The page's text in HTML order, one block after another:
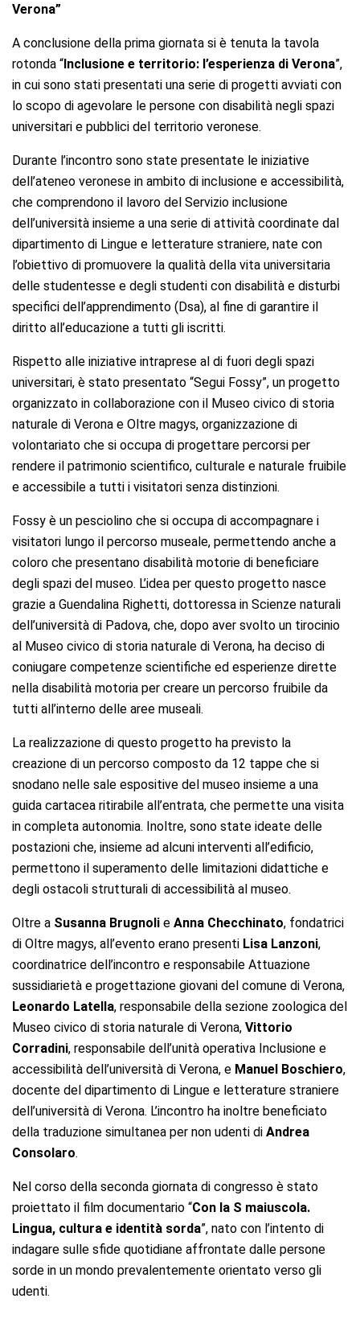
Verona”
A conclusione della prima giornata si è tenuta la tavola
rotonda “Inclusione e territorio: l’esperienza di Verona”,
in cui sono stati presentati una serie di progetti avviati con
lo scopo di agevolare le persone con disabilità negli spazi
universitari e pubblici del territorio veronese.
Durante l’incontro sono state presentate le iniziative
dell’ateneo veronese in ambito di inclusione e accessibilità,
che comprendono il lavoro del Servizio inclusione
dell’università insieme a una serie di attività coordinate dal
dipartimento di Lingue e letterature straniere, nate con
l’obiettivo di promuovere la qualità della vita universitaria
delle studentesse e degli studenti con disabilità e disturbi
specifici dell’apprendimento (Dsa), al fine di garantire il
diritto all’educazione a tutti gli iscritti.
Rispetto alle iniziative intraprese al di fuori degli spazi
universitari, è stato presentato “Segui Fossy”, un progetto
organizzato in collaborazione con il Museo civico di storia
naturale di Verona e Oltre magys, organizzazione di
volontariato che si occupa di progettare percorsi per
rendere il patrimonio scientifico, culturale e naturale fruibile
e accessibile a tutti i visitatori senza distinzioni.
Fossy è un pesciolino che si occupa di accompagnare i
visitatori lungo il percorso museale, permettendo anche a
coloro che presentano disabilità motorie di beneficiare
degli spazi del museo. L’idea per questo progetto nasce
grazie a Guendalina Righetti, dottoressa in Scienze naturali
dell’università di Padova, che, dopo aver svolto un tirocinio
al Museo civico di storia naturale di Verona, ha deciso di
coniugare competenze scientifiche ed esperienze dirette
nella disabilità motoria per creare un percorso fruibile da
tutti all’interno delle aree museali.
La realizzazione di questo progetto ha previsto la
creazione di un percorso composto da 12 tappe che si
snodano nelle sale espositive del museo insieme a una
guida cartacea ritirabile all’entrata, che permette una visita
in completa autonomia. Inoltre, sono state ideate delle
postazioni che, insieme ad alcuni interventi all’edificio,
permettono il superamento delle limitazioni didattiche e
degli ostacoli strutturali di accessibilità al museo.
Oltre a Susanna Brugnoli e Anna Checchinato, fondatrici
di Oltre magys, all’evento erano presenti Lisa Lanzoni,
coordinatrice dell’incontro e responsabile Attuazione
sussidiarietà e progettazione giovani del comune di Verona,
Leonardo Latella, responsabile della sezione zoologica del
Museo civico di storia naturale di Verona, Vittorio
Corradini, responsabile dell’unità operativa Inclusione e
accessibilità dell’università di Verona, e Manuel Boschiero,
docente del dipartimento di Lingue e letterature straniere
dell’università di Verona. L’incontro ha inoltre beneficiato
della traduzione simultanea per non udenti di Andrea
Consolaro.
Nel corso della seconda giornata di congresso è stato
proiettato il film documentario “Con la S maiuscola.
Lingua, cultura e identità sorda”, nato con l’intento di
indagare sulle sfide quotidiane affrontate dalle persone
sorde in un mondo prevalentemente orientato verso gli
udenti.